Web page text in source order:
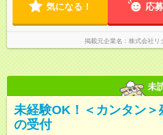
気になる！ 応
掲載元企業名 株式会社リ
未
未経験OK！＜カンタン
の受付